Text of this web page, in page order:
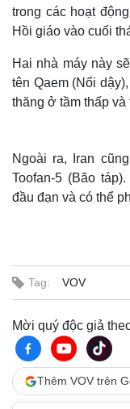
trong các hoạt
Hồi giáo vào cuối
Hai nhà máy này
tên Qaem (Nổi
thăng ở tầm thấp và
Ngoài ra, Iran
Toofan-5 (Bão
đầu đạn và có thể
Tag: VOV
Mời quý độc giả
Thêm VOV trên